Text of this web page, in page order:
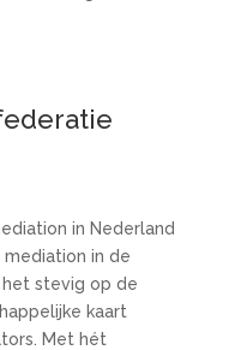
in Nederland
in de
stevig op de
kaart
Met hét